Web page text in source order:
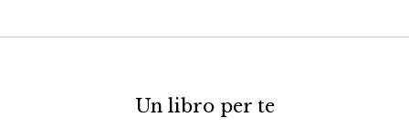
Un libro per te